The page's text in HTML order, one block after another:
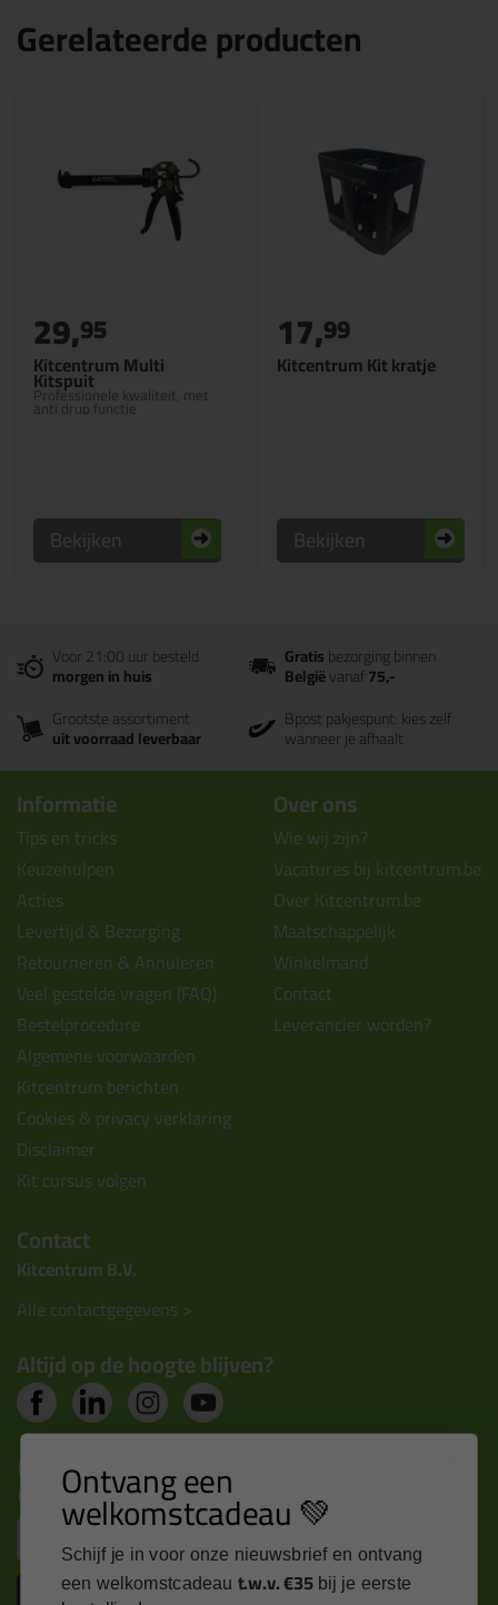
Gerelateerde producten
Kitcentrum Multi
Kitspuit
Professionele kwaliteit, met
anti drup functie
29,95
Bekijken
Kitcentrum Kit kratje
17,99
Bekijken
Voor 21:00 uur besteld
morgen in huis
Gratisbezorging binnen
Belgiëvanaf75,-
Grootste assortiment
uit voorraad leverbaar
Bpost pakjespunt: kies zelf
wanneer je afhaalt
Informatie
Tips en tricks
Keuzehulpen
Acties
Levertijd & Bezorging
Retourneren & Annuleren
Veel gestelde vragen (FAQ)
Bestelprocedure
Algemene voorwaarden
Kitcentrum berichten
Cookies & privacy verklaring
Disclaimer
Kit cursus volgen
Over ons
Wie wij zijn?
Vacatures bij kitcentrum.be
Over Kitcentrum.be
Maatschappelijk
Winkelmand
Contact
Leverancier worden?
Contact
Kitcentrum B.V.
Alle contactgegevens >
Altijd op de hoogte blijven?
Nieuws, tips en exclusieve deals rechtstreeks in je
inbox
Inschrijven
Ontvang een
welkomstcadeau 💚
Schijf je in voor onze nieuwsbrief en ontvang
een welkomstcadeau t.w.v. €35 bij je eerste